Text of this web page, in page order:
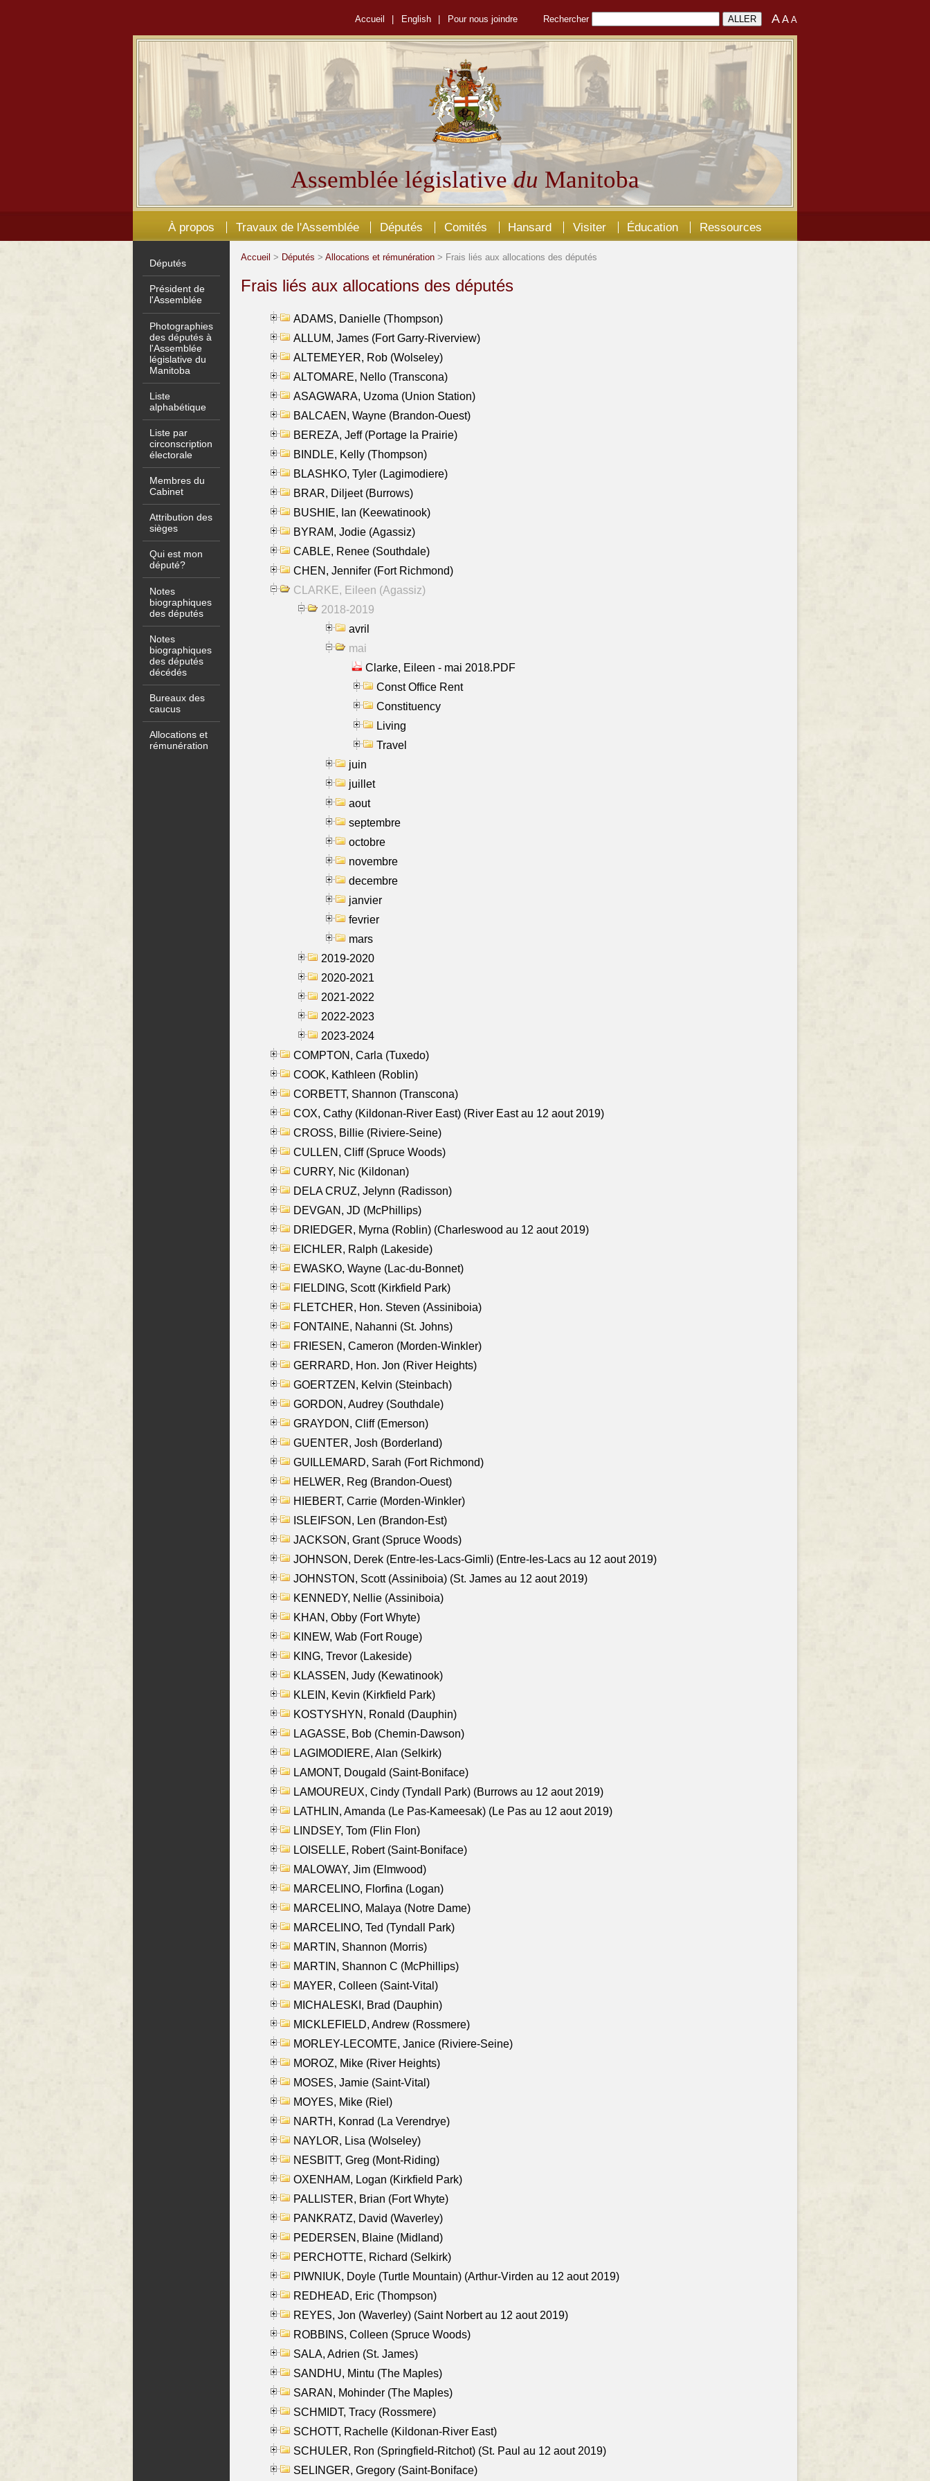
Accueil English Pour nous joindre Rechercher AA A
Assemblée législativedu Manitoba
À propos Travaux de l'Assemblée Députés Comités Hansard Visiter Éducation Ressources
Députés
Président de
l'Assemblée
Photographies
des députés à
l'Assemblée
législative du
Manitoba
Liste
alphabétique
Liste par
circonscription
électorale
Membres du
Cabinet
Attribution des
sièges
Qui est mon
député?
Notes
biographiques
des députés
Notes
biographiques
des députés
décédés
Bureaux des
caucus
Allocations et
rémunération
Accueil > Députés > Allocations et rémunération > Frais liés aux allocations des députés
Frais liés aux allocations des députés
ADAMS, Danielle (Thompson)
ALLUM, James (Fort Garry-Riverview)
ALTEMEYER, Rob (Wolseley)
ALTOMARE, Nello (Transcona)
ASAGWARA, Uzoma (Union Station)
BALCAEN, Wayne (Brandon-Ouest)
BEREZA, Jeff (Portage la Prairie)
BINDLE, Kelly (Thompson)
BLASHKO, Tyler (Lagimodiere)
BRAR, Diljeet (Burrows)
BUSHIE, Ian (Keewatinook)
BYRAM, Jodie (Agassiz)
CABLE, Renee (Southdale)
CHEN, Jennifer (Fort Richmond)
CLARKE, Eileen (Agassiz)
2018-2019
avril
mai
Clarke, Eileen - mai 2018.PDF
Const Office Rent
Constituency
Living
Travel
juin
juillet
aout
septembre
octobre
novembre
decembre
janvier
fevrier
mars
2019-2020
2020-2021
2021-2022
2022-2023
2023-2024
COMPTON, Carla (Tuxedo)
COOK, Kathleen (Roblin)
CORBETT, Shannon (Transcona)
COX, Cathy (Kildonan-River East) (River East au 12 aout 2019)
CROSS, Billie (Riviere-Seine)
CULLEN, Cliff (Spruce Woods)
CURRY, Nic (Kildonan)
DELA CRUZ, Jelynn (Radisson)
DEVGAN, JD (McPhillips)
DRIEDGER, Myrna (Roblin) (Charleswood au 12 aout 2019)
EICHLER, Ralph (Lakeside)
EWASKO, Wayne (Lac-du-Bonnet)
FIELDING, Scott (Kirkfield Park)
FLETCHER, Hon. Steven (Assiniboia)
FONTAINE, Nahanni (St. Johns)
FRIESEN, Cameron (Morden-Winkler)
GERRARD, Hon. Jon (River Heights)
GOERTZEN, Kelvin (Steinbach)
GORDON, Audrey (Southdale)
GRAYDON, Cliff (Emerson)
GUENTER, Josh (Borderland)
GUILLEMARD, Sarah (Fort Richmond)
HELWER, Reg (Brandon-Ouest)
HIEBERT, Carrie (Morden-Winkler)
ISLEIFSON, Len (Brandon-Est)
JACKSON, Grant (Spruce Woods)
JOHNSON, Derek (Entre-les-Lacs-Gimli) (Entre-les-Lacs au 12 aout 2019)
JOHNSTON, Scott (Assiniboia) (St. James au 12 aout 2019)
KENNEDY, Nellie (Assiniboia)
KHAN, Obby (Fort Whyte)
KINEW, Wab (Fort Rouge)
KING, Trevor (Lakeside)
KLASSEN, Judy (Kewatinook)
KLEIN, Kevin (Kirkfield Park)
KOSTYSHYN, Ronald (Dauphin)
LAGASSE, Bob (Chemin-Dawson)
LAGIMODIERE, Alan (Selkirk)
LAMONT, Dougald (Saint-Boniface)
LAMOUREUX, Cindy (Tyndall Park) (Burrows au 12 aout 2019)
LATHLIN, Amanda (Le Pas-Kameesak) (Le Pas au 12 aout 2019)
LINDSEY, Tom (Flin Flon)
LOISELLE, Robert (Saint-Boniface)
MALOWAY, Jim (Elmwood)
MARCELINO, Florfina (Logan)
MARCELINO, Malaya (Notre Dame)
MARCELINO, Ted (Tyndall Park)
MARTIN, Shannon (Morris)
MARTIN, Shannon C (McPhillips)
MAYER, Colleen (Saint-Vital)
MICHALESKI, Brad (Dauphin)
MICKLEFIELD, Andrew (Rossmere)
MORLEY-LECOMTE, Janice (Riviere-Seine)
MOROZ, Mike (River Heights)
MOSES, Jamie (Saint-Vital)
MOYES, Mike (Riel)
NARTH, Konrad (La Verendrye)
NAYLOR, Lisa (Wolseley)
NESBITT, Greg (Mont-Riding)
OXENHAM, Logan (Kirkfield Park)
PALLISTER, Brian (Fort Whyte)
PANKRATZ, David (Waverley)
PEDERSEN, Blaine (Midland)
PERCHOTTE, Richard (Selkirk)
PIWNIUK, Doyle (Turtle Mountain) (Arthur-Virden au 12 aout 2019)
REDHEAD, Eric (Thompson)
REYES, Jon (Waverley) (Saint Norbert au 12 aout 2019)
ROBBINS, Colleen (Spruce Woods)
SALA, Adrien (St. James)
SANDHU, Mintu (The Maples)
SARAN, Mohinder (The Maples)
SCHMIDT, Tracy (Rossmere)
SCHOTT, Rachelle (Kildonan-River East)
SCHULER, Ron (Springfield-Ritchot) (St. Paul au 12 aout 2019)
SELINGER, Gregory (Saint-Boniface)